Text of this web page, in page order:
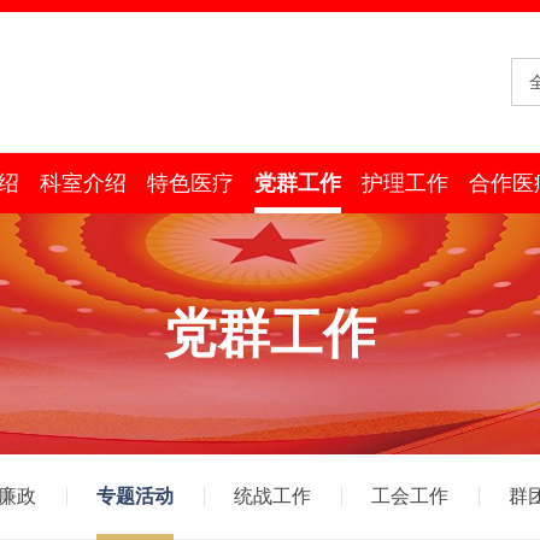
科室介绍 特色医疗 党群工作 护理工作 合作医
党群工作
政 专题活动 统战工作 工会工作 群